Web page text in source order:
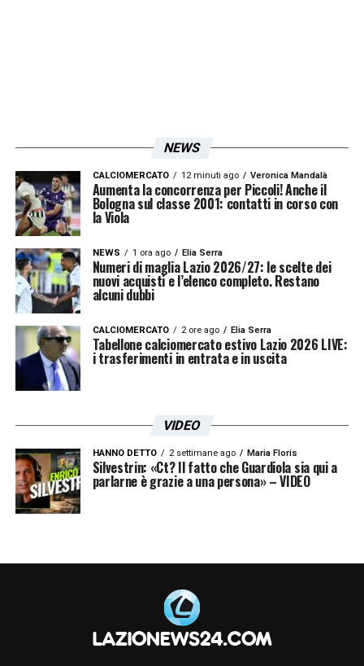
NEWS
CALCIOMERCATO 12 minuti ago Veronica Mandalà
Aumenta la concorrenza per Piccoli! Anche il
Bologna sul classe 2001: contatti in corso con
la Viola
NEWS 1 ora ago Elia Serra
Numeri di maglia Lazio 2026/27: le scelte dei
nuovi acquisti e l’elenco completo. Restano
alcuni dubbi
CALCIOMERCATO 2 ore ago Elia Serra
Tabellone calciomercato estivo Lazio 2026 LIVE:
i trasferimenti in entrata e in uscita
VIDEO
HANNO DETTO 2 settimane ago Maria Floris
Silvestrin: «Ct? Il fatto che Guardiola sia qui a
parlarne è grazie a una persona» – VIDEO